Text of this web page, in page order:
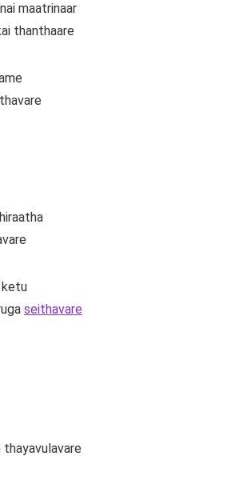
maatrinaar
thanthaare
ketu
seithavare
thayavulavare